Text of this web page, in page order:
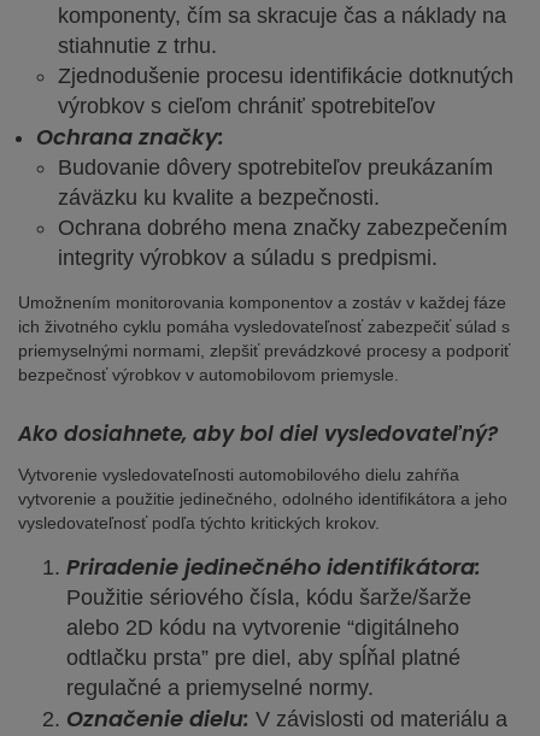
komponenty, čím sa skracuje čas a náklady na
stiahnutie z trhu.
Zjednodušenie procesu identifikácie dotknutých
výrobkov s cieľom chrániť spotrebiteľov
Ochrana značky:
Budovanie dôvery spotrebiteľov preukázaním
záväzku ku kvalite a bezpečnosti.
Ochrana dobrého mena značky zabezpečením
integrity výrobkov a súladu s predpismi.
Umožnením monitorovania komponentov a zostáv v každej fáze
ich životného cyklu pomáha vysledovateľnosť zabezpečiť súlad s
priemyselnými normami, zlepšiť prevádzkové procesy a podporiť
bezpečnosť výrobkov v automobilovom priemysle.
Ako dosiahnete, aby bol diel vysledovateľný?
Vytvorenie vysledovateľnosti automobilového dielu zahŕňa
vytvorenie a použitie jedinečného, odolného identifikátora a jeho
vysledovateľnosť podľa týchto kritických krokov.
Priradenie jedinečného identifikátora:
Použitie sériového čísla, kódu šarže/šarže
alebo 2D kódu na vytvorenie “digitálneho
odtlačku prsta” pre diel, aby spĺňal platné
regulačné a priemyselné normy.
Označenie dielu: V závislosti od materiálu a